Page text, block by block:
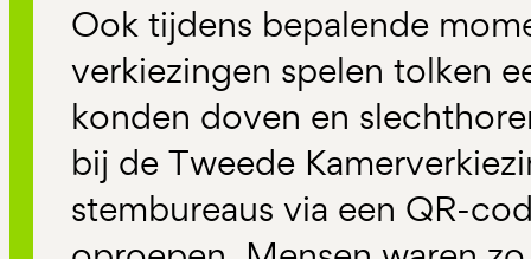
Ook tijdens bepalende
verkiezingen spelen tolken
konden doven en
bij de Tweede
stembureaus via een QR-